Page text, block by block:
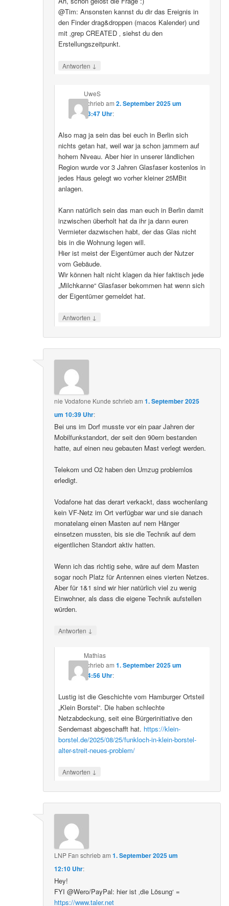
@Tim: Ansonsten kannst du dir das Ereignis in
den Finder drag&droppen (macos Kalender) und
mit ‚grep CREATED ‚ siehst du den
Erstellungszeitpunkt.
Antworten ↓
UweS
schriebam 2. September 2025 um
13:47 Uhr:
Also mag ja sein das bei euch in Berlin sich
nichts getan hat, weil war ja schon jammern auf
hohem Niveau. Aber hier in unserer ländlichen
Region wurde vor 3 Jahren Glasfaser kostenlos in
jedes Haus gelegt wo vorher kleiner 25MBit
anlagen.
Kann natürlich sein das man euch in Berlin damit
inzwischen überholt hat da ihr ja dann euren
Vermieter dazwischen habt, der das Glas nicht
bis in die Wohnung legen will.
Hier ist meist der Eigentümer auch der Nutzer
vom Gebäude.
Wir können halt nicht klagen da hier faktisch jede
„Milchkanne“ Glasfaser bekommen hat wenn sich
der Eigentümer gemeldet hat.
Antworten ↓
nie Vodafone Kunde schriebam1. September 2025
um 10:39 Uhr:
Bei uns im Dorf musste vor ein paar Jahren der
Mobilfunkstandort, der seit den 90ern bestanden
hatte, auf einen neu gebauten Mast verlegt werden.
Telekom und O2 haben den Umzug problemlos
erledigt.
Vodafone hat das derart verkackt, dass wochenlang
kein VF-Netz im Ort verfügbar war und sie danach
monatelang einen Masten auf nem Hänger
einsetzen mussten, bis sie die Technik auf dem
eigentlichen Standort aktiv hatten.
Wenn ich das richtig sehe, wäre auf dem Masten
sogar noch Platz für Antennen eines vierten Netzes.
Aber für 1&1 sind wir hier natürlich viel zu wenig
Einwohner, als dass die eigene Technik aufstellen
würden.
Antworten ↓
Mathias
schriebam 1. September 2025 um
14:56 Uhr:
Lustig ist die Geschichte vom Hamburger Ortsteil
„Klein Borstel“. Die haben schlechte
Netzabdeckung, seit eine Bürgerinitiative den
Sendemast abgeschafft hat. https://klein-
borstel.de/2025/08/25/funkloch-in-klein-borstel-
alter-streit-neues-problem/
Antworten ↓
LNP Fan schriebam1. September 2025 um
12:10 Uhr:
Hey!
FYI @Wero/PayPal: hier ist ‚die Lösung‘ =
https://www.taler.net